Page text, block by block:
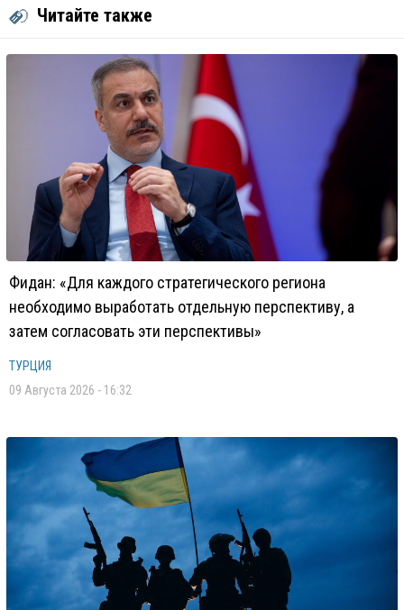
Читайте также
Фидан: «Для каждого стратегического региона
необходимо выработать отдельную перспективу, а
затем согласовать эти перспективы»
ТУРЦИЯ
09 Августа 2026 - 16:32